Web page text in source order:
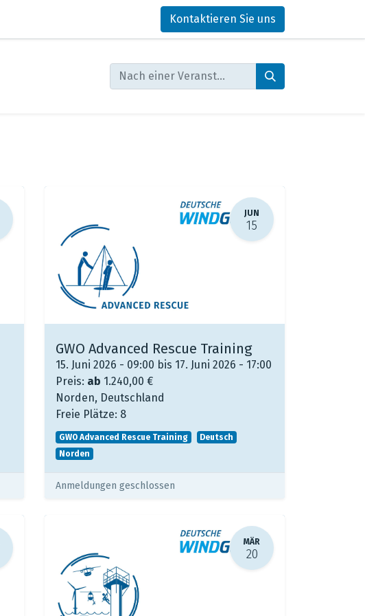
Kontaktieren Sie uns
JUN
15
GWO Advanced Rescue Training
15. Juni 2026 - 09:00 bis 17. Juni 2026 - 17:00
Preis: ab 1.240,00 €
Norden, Deutschland
Freie Plätze: 8
GWO Advanced Rescue Training
Deutsch
Norden
Anmeldungen geschlossen
MÄR
20